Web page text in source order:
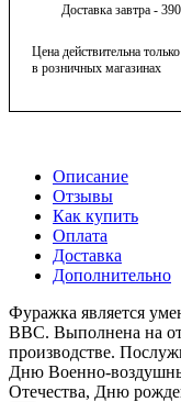
Доставка завтра -
Цена действительна
в розничных магазинах
Описание
Отзывы
Как купить
Оплата
Доставка
Дополнительно
Фуражка является
ВВС. Выполнена на
производстве.
Дню Военно-
Отечества, Дню